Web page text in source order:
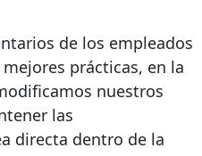
de los empleados
prácticas, en la
nuestros
las
directa dentro de la